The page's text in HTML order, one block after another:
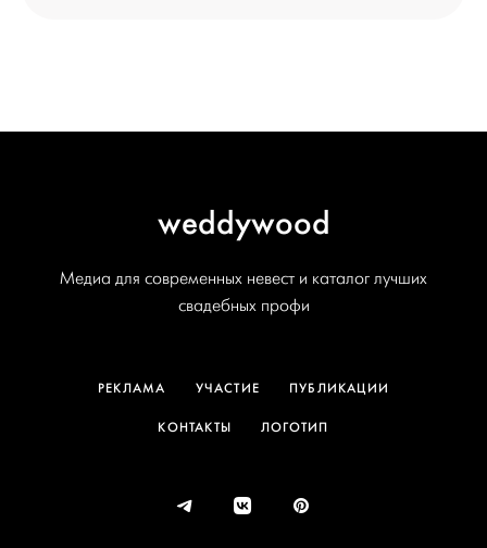
weddywood
Медиа для современных невест и каталог лучших
свадебных профи
РЕКЛАМА УЧАСТИЕ ПУБЛИКАЦИИ
КОНТАКТЫ ЛОГОТИП